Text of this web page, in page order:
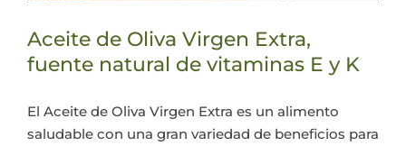
Aceite de Oliva Virgen Extra,
fuente natural de vitaminas E y K
El Aceite de Oliva Virgen Extra es un alimento
saludable con una gran variedad de beneficios para